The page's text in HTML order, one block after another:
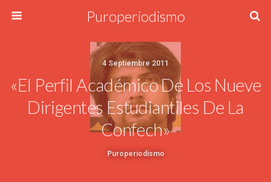
Puroperiodismo
4 Septiembre 2011
«El Perfil Académico De Los Nueve
Dirigentes Estudiantiles De La
Confech»
Puroperiodismo